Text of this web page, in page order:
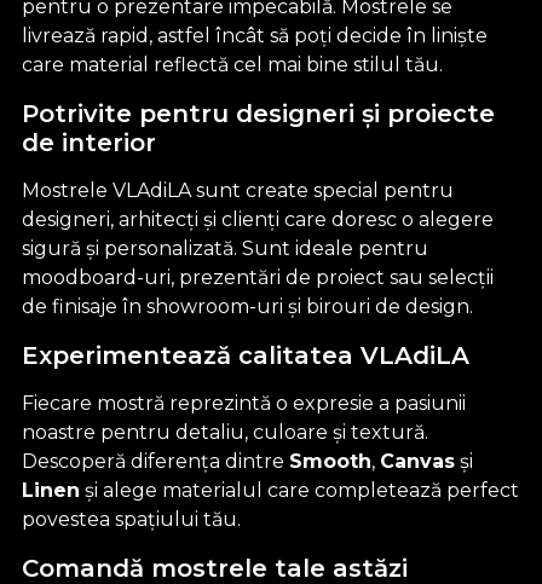
pentru o prezentare impecabilă. Mostrele se
livrează rapid, astfel încât să poți decide în liniște
care material reflectă cel mai bine stilul tău.
Potrivite pentru designeri și proiecte
de interior
Mostrele VLAdiLA sunt create special pentru
designeri, arhitecți și clienți care doresc o alegere
sigură și personalizată. Sunt ideale pentru
moodboard-uri, prezentări de proiect sau selecții
de finisaje în showroom-uri și birouri de design.
Experimentează calitatea VLAdiLA
Fiecare mostră reprezintă o expresie a pasiunii
noastre pentru detaliu, culoare și textură.
Descoperă diferența dintre Smooth, Canvas și
Linen și alege materialul care completează perfect
povestea spațiului tău.
Comandă mostrele tale astăzi